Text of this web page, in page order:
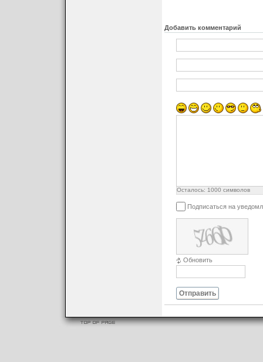
Добавить комментарий
Осталось: 1000 символов
Подписаться на
Обновить
Отправить